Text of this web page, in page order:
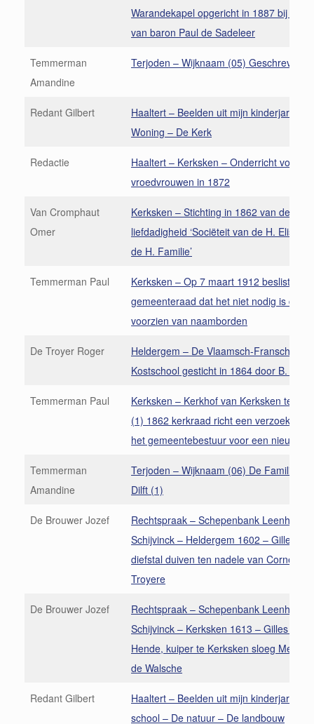
Warandekapel opgericht in 1887 bij de
van baron Paul de Sadeleer
Temmerman
Amandine
Terjoden – Wijknaam (05) Geschreven
Redant Gilbert
Haaltert – Beelden uit mijn kinderjaren
Woning – De Kerk
Redactie
Haaltert – Kerksken – Onderricht voor
vroedvrouwen in 1872
Van Cromphaut
Omer
Kerksken – Stichting in 1862 van de
liefdadigheid ‘Sociëteit van de H.
de H. Familie’
Temmerman Paul
Kerksken – Op 7 maart 1912 besliste de
gemeenteraad dat het niet nodig is de
voorzien van naamborden
De Troyer Roger
Heldergem – De Vlaamsch-Fransche
Kostschool gesticht in 1864 door B.
Temmerman Paul
Kerksken – Kerkhof van Kerksken te
(1) 1862 kerkraad richt een
het gemeentebestuur voor een nieuw
Temmerman
Amandine
Terjoden – Wijknaam (06) De Familie
Dilft (1)
De Brouwer Jozef
Rechtspraak – Schepenbank Leenhof de
Schijvinck – Heldergem 1602 – Gilles
diefstal duiven ten nadele van Cornelis
Troyere
De Brouwer Jozef
Rechtspraak – Schepenbank Leenhof de
Schijvinck – Kerksken 1613 – Gilles van
Hende, kuiper te Kerksken sloeg Meier
de Walsche
Redant Gilbert
Haaltert – Beelden uit mijn kinderjaren
school – De natuur – De landbouw